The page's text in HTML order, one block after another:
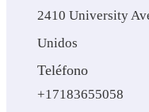
2410 University
Unidos
Teléfono
+17183655058